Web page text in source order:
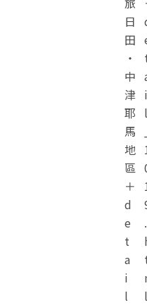
日
田
・
中
津
耶
馬
地
區
＋
d
e
t
a
i
l
i
l
.
l